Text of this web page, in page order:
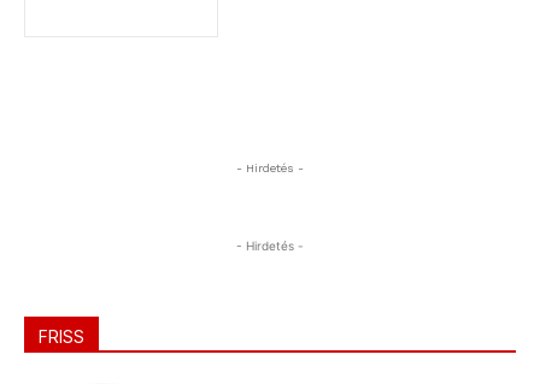
- Hirdetés -
- Hirdetés -
FRISS